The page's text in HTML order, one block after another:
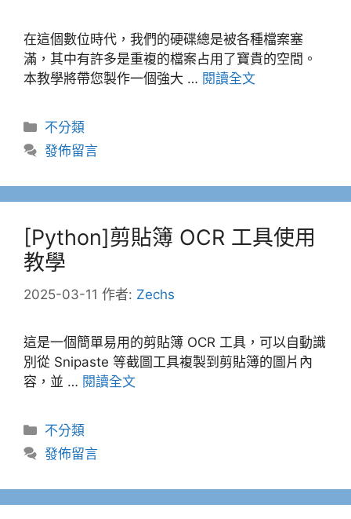
在這個數位時代，我們的硬碟總是被各種檔案塞
滿，其中有許多是重複的檔案占用了寶貴的空間。
本教學將帶您製作一個強大 … 閱讀全文
分
類
不分類
發佈留言
[Python]剪貼簿 OCR 工具使用
教學
2025-03-11 作者: Zechs
這是一個簡單易用的剪貼簿 OCR 工具，可以自動識
別從 Snipaste 等截圖工具複製到剪貼簿的圖片內
容，並 … 閱讀全文
分
類
不分類
發佈留言